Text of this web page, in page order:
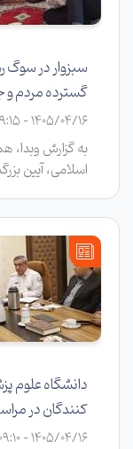
سبزوار در سوگ
گسترده مردم و
1405/04/16 - 09:15
به گزارش وبدا،
اسلامی، آیین
دستگاه‌های
دانشگاه علوم
کنندگان در
1405/04/16 - 09:10